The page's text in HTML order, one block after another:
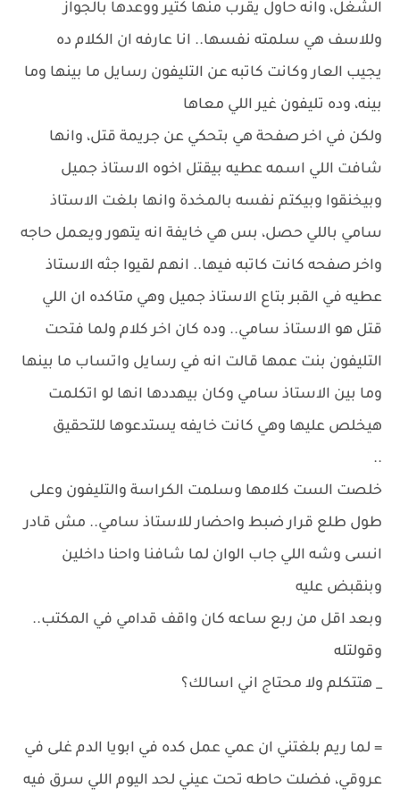
الشغل، وانه حاول يقرب منها كتير ووعدها بالجواز
وللاسف هي سلمته نفسها.. انا عارفه ان الكلام ده
يجيب العار وكانت كاتبه عن التليفون رسايل ما بينها وما
بينه، وده تليفون غير اللي معاها
ولكن في اخر صفحة هي بتحكي عن جريمة قتل، وانها
شافت اللي اسمه عطيه بيقتل اخوه الاستاذ جميل
وبيخنقوا وبيكتم نفسه بالمخدة وانها بلغت الاستاذ
سامي باللي حصل، بس هي خايفة انه يتهور ويعمل حاجه
واخر صفحه كانت كاتبه فيها.. انهم لقيوا جثه الاستاذ
عطيه في القبر بتاع الاستاذ جميل وهي متاكده ان اللي
قتل هو الاستاذ سامي.. وده كان اخر كلام ولما فتحت
التليفون بنت عمها قالت انه في رسايل واتساب ما بينها
وما بين الاستاذ سامي وكان بيهددها انها لو اتكلمت
هيخلص عليها وهي كانت خايفه يستدعوها للتحقيق
..
خلصت الست كلامها وسلمت الكراسة والتليفون وعلى
طول طلع قرار ضبط واحضار للاستاذ سامي.. مش قادر
انسى وشه اللي جاب الوان لما شافنا واحنا داخلين
وبنقبض عليه
وبعد اقل من ربع ساعه كان واقف قدامي في المكتب..
وقولتله
_ هتتكلم ولا محتاج اني اسالك؟
= لما ريم بلغتني ان عمي عمل كده في ابويا الدم غلى في
عروقي، فضلت حاطه تحت عيني لحد اليوم اللي سرق فيه